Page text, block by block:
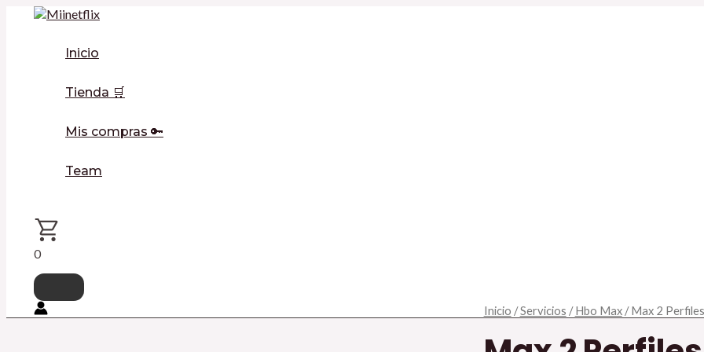
Inicio
Tienda 🛒
Mis compras 🔑
Team
0
Inicio /Servicios /Hbo Max/ Max 2 Perfiles
Max
Perfiles
Productos
carrito